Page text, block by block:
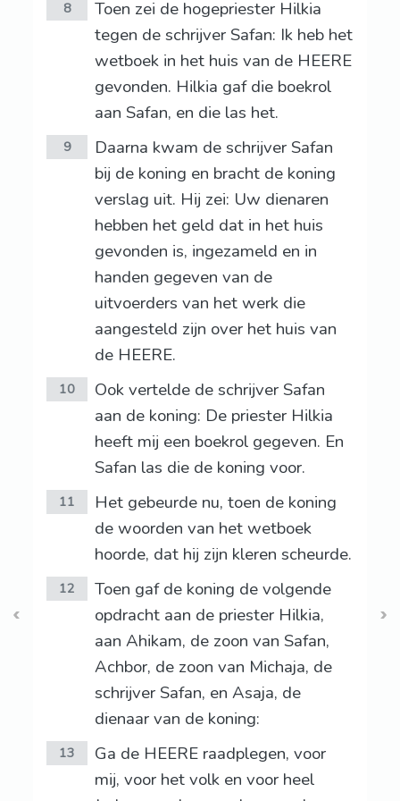
8
Toen zei de hogepriester Hilkia
tegen de schrijver Safan: Ik heb het
wetboek in het huis van de HEERE
gevonden. Hilkia gaf die boekrol
aan Safan, en die las het.
9
Daarna kwam de schrijver Safan
bij de koning en bracht de koning
verslag uit. Hij zei: Uw dienaren
hebben het geld dat in het huis
gevonden is, ingezameld en in
handen gegeven van de
uitvoerders van het werk die
aangesteld zijn over het huis van
de HEERE.
10
Ook vertelde de schrijver Safan
aan de koning: De priester Hilkia
heeft mij een boekrol gegeven. En
Safan las die de koning voor.
11
Het gebeurde nu, toen de koning
de woorden van het wetboek
hoorde, dat hij zijn kleren scheurde.
12
Toen gaf de koning de volgende
opdracht aan de priester Hilkia,
aan Ahikam, de zoon van Safan,
Achbor, de zoon van Michaja, de
schrijver Safan, en Asaja, de
dienaar van de koning:
13
Ga de HEERE raadplegen, voor
mij, voor het volk en voor heel